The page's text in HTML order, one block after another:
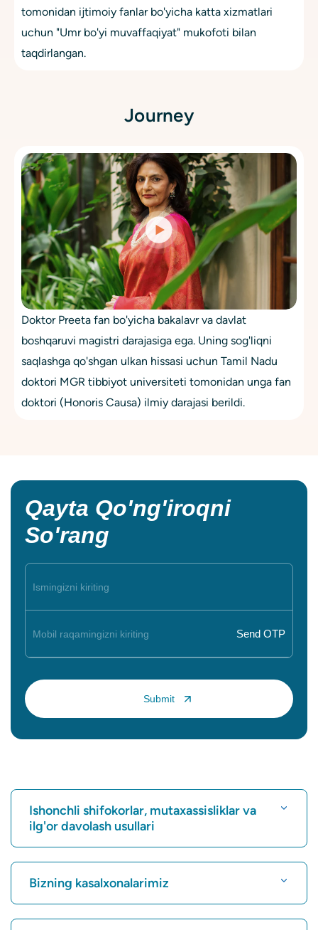
tomonidan ijtimoiy fanlar bo'yicha katta xizmatlari
uchun "Umr bo'yi muvaffaqiyat" mukofoti bilan
taqdirlangan.
Journey
Doktor Preeta fan bo'yicha bakalavr va davlat
boshqaruvi magistri darajasiga ega. Uning sog'liqni
saqlashga qo'shgan ulkan hissasi uchun Tamil Nadu
doktori MGR tibbiyot universiteti tomonidan unga fan
doktori (Honoris Causa) ilmiy darajasi berildi.
Qayta Qo'ng'iroqni
So'rang
Ishonchli shifokorlar, mutaxassisliklar va
ilg'or davolash usullari
Kasalxonani toping
Kardiologni toping
Bizning kasalxonalarimiz